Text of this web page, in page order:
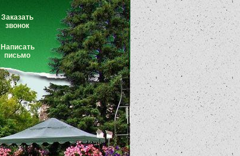
Заказать
звонок
Написать
письмо